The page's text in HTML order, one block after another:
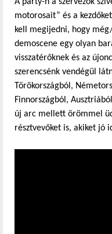
motorosait” és a
kell megijedni, hogy
demoscene egy olyan
visszatérőknek és az
szerencsénk vendégül
Törökországból,
Finnországból,
új arc mellett örömmel
résztvevőket is, akiket jó